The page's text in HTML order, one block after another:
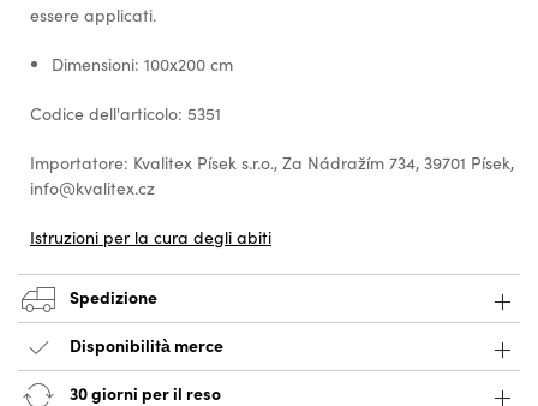
essere applicati.
Dimensioni: 100x200 cm
Codice dell'articolo: 5351
Importatore: Kvalitex Písek s.r.o., Za Nádražím 734, 39701 Písek,
info@kvalitex.cz
Istruzioni per la cura degli abiti
Spedizione
Disponibilità merce
30 giorni per il reso